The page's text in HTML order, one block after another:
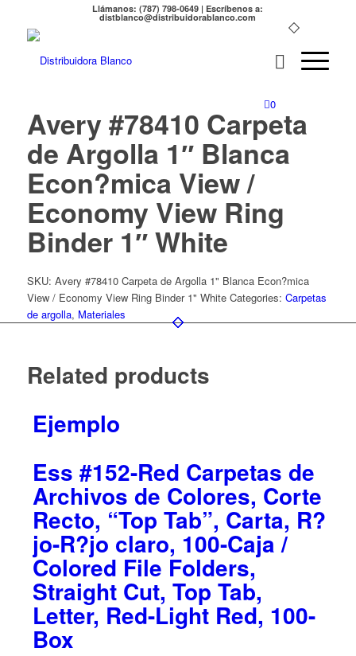
Llámanos: (787) 798-0649 | Escríbenos a:
distblanco@distribuidorablanco.com
0
Avery #78410 Carpeta
de Argolla 1″ Blanca
Econ?mica View /
Economy View Ring
Binder 1″ White
SKU: Avery #78410 Carpeta de Argolla 1" Blanca Econ?mica
View / Economy View Ring Binder 1" White Categories: Carpetas
de argolla, Materiales
Related products
Ejemplo
Ess #152-Red Carpetas de
Archivos de Colores, Corte
Recto, “Top Tab”, Carta, R?
jo-R?jo claro, 100-Caja /
Colored File Folders,
Straight Cut, Top Tab,
Letter, Red-Light Red, 100-
Box